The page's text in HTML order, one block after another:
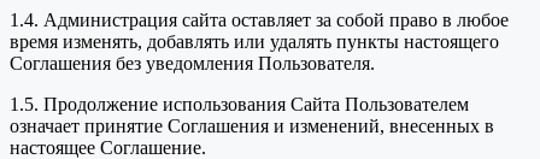
1.4. Администрация сайта оставляет за собой право в любое
время изменять, добавлять или удалять пункты настоящего
Соглашения без уведомления Пользователя.
1.5. Продолжение использования Сайта Пользователем
означает принятие Соглашения и изменений, внесенных в
настоящее Соглашение.